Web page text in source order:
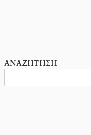
ΑΝΑΖΉΤΗΣΗ